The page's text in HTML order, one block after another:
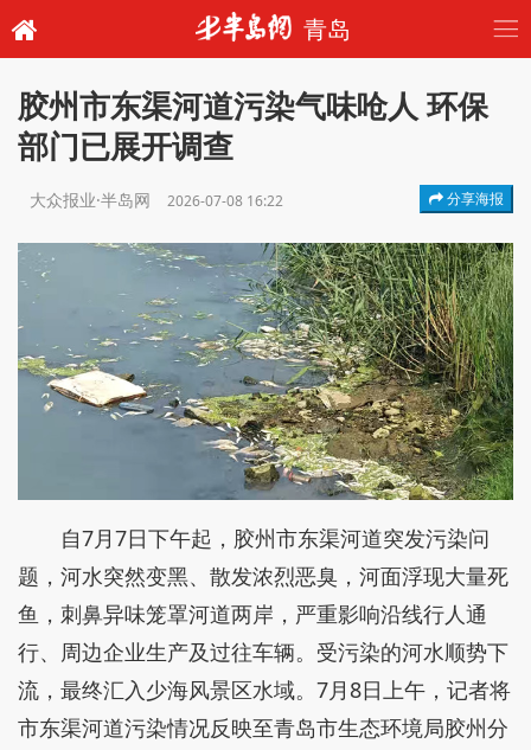
青岛
胶州市东渠河道污染气味呛人 环保
部门已展开调查
大众报业·半岛网 2026-07-08 16:22 分享海报
自7月7日下午起，胶州市东渠河道突发污染问
题，河水突然变黑、散发浓烈恶臭，河面浮现大量死
鱼，刺鼻异味笼罩河道两岸，严重影响沿线行人通
行、周边企业生产及过往车辆。受污染的河水顺势下
流，最终汇入少海风景区水域。7月8日上午，记者将
市东渠河道污染情况反映至青岛市生态环境局胶州分